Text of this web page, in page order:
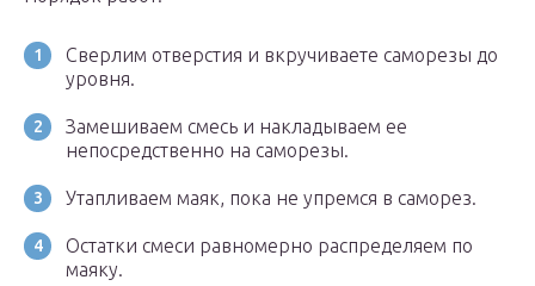
Сверлим отверстия и вкручиваете саморезы до
уровня.
Замешиваем смесь и накладываем ее
непосредственно на саморезы.
Утапливаем маяк, пока не упремся в саморез.
Остатки смеси равномерно распределяем по
маяку.